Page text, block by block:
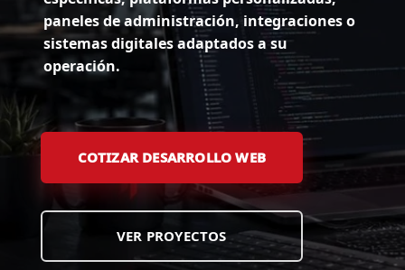
paneles de administración, integraciones o
sistemas digitales adaptados a su
operación.
COTIZAR DESARROLLO WEB
VER PROYECTOS